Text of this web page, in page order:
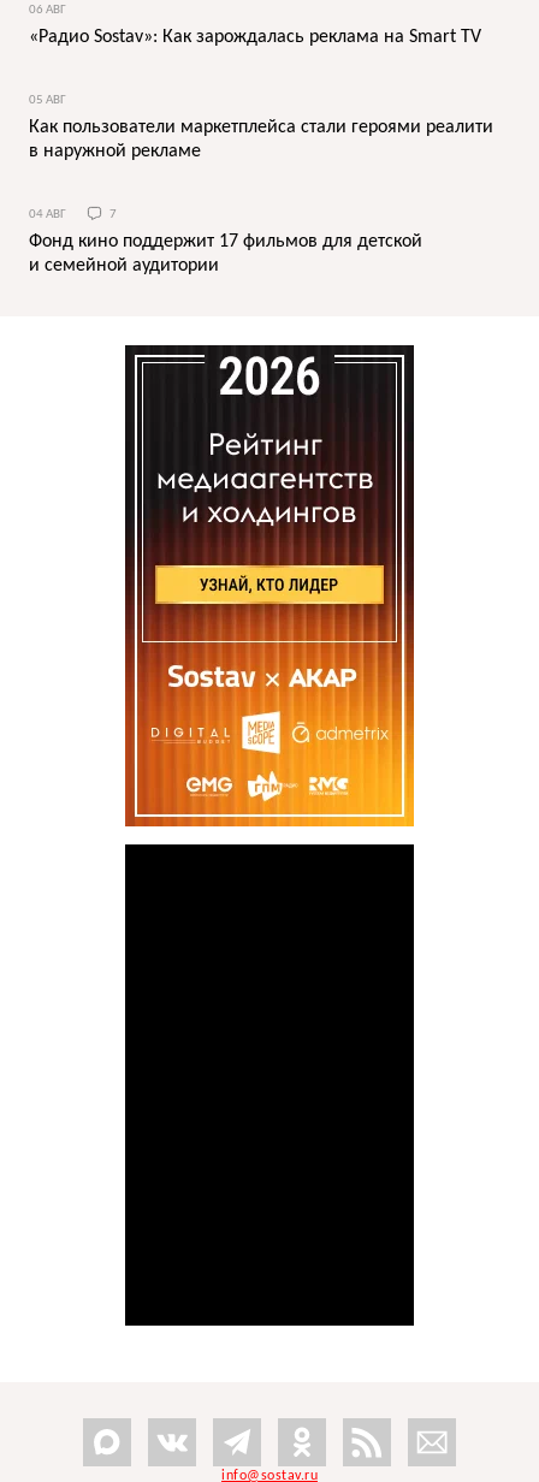
06 АВГ
«Радио Sostav»: Как зарождалась реклама на Smart TV
05 АВГ
Как пользователи маркетплейса стали героями реалити
в наружной рекламе
04 АВГ 7
Фонд кино поддержит 17 фильмов для детской
и семейной аудитории
info@sostav.ru